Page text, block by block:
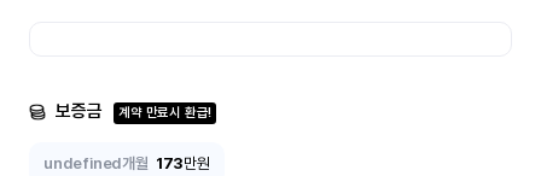
보증금 계약 만료시 환급!
undefined개월 173만원